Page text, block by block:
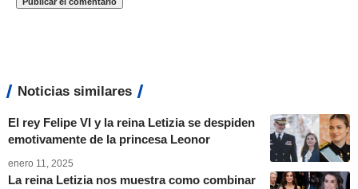
Noticias similares
El rey Felipe VI y la reina Letizia se despiden
emotivamente de la princesa Leonor
enero 11, 2025
La reina Letizia nos muestra como combinar